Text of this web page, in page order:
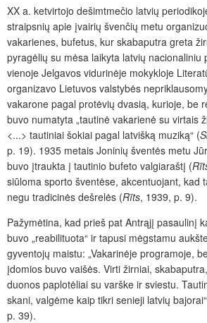
XX a. ketvirtojo dešimtmečio latvių
straipsnių apie įvairių švenčių metu
vakarienes, bufetus, kur skabaputra greta
pyragėlių su mėsa laikyta latvių nacionaliniu
vienoje Jelgavos vidurinėje mokykloje
organizavo Lietuvos valstybės
vakarone pagal protėvių dvasią, kurioje, be
buvo numatyta „tautinė vakarienė su virtais
<...> tautiniai šokiai pagal latvišką muziką“ (
p. 19). 1935 metais Joninių šventės metu
buvo įtraukta į tautinio bufeto valgiaraštį (
siūloma sporto šventėse, akcentuojant, kad
negu tradicinės dešrelės (Rīts, 1939, p. 9).
Pažymėtina, kad prieš pat Antrąjį pasaulinį
buvo „reabilituota“ ir tapusi mėgstamu
gyventojų maistu: „Vakarinėje programoje,
įdomios buvo vaišės. Virti žirniai,
duonos paplotėliai su varške ir sviestu.
skani, valgėme kaip tikri senieji latvių
p. 39).